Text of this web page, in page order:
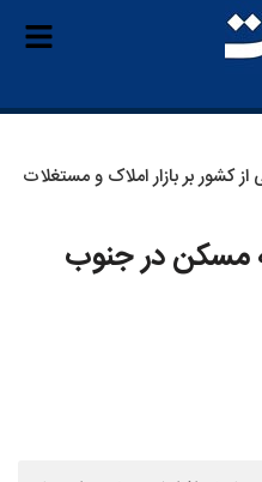
کشور بر بازار املاک و مستغلات
مسکن در جنوب